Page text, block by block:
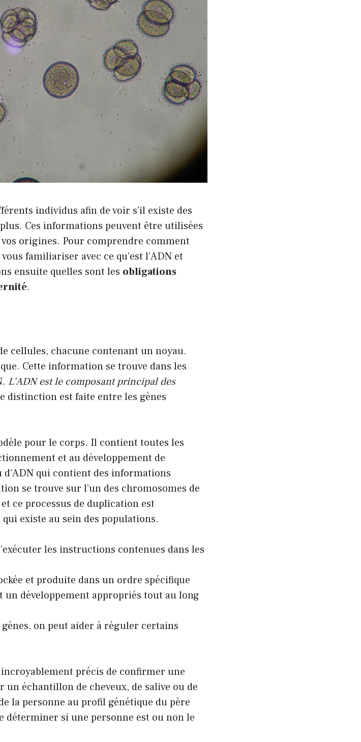
individus afin de voir s’il existe des
Ces informations peuvent être utilisées
origines. Pour comprendre comment
familiariser avec ce qu’est l’ADN et
ensuite quelles sont les obligations
.
cellules, chacune contenant un noyau.
Cette information se trouve dans les
L’ADN est le composant principal des
distinction est faite entre les gènes
pour le corps. Il contient toutes les
et au développement de
qui contient des informations
se trouve sur l’un des chromosomes de
ce processus de duplication est
existe au sein des populations.
les instructions contenues dans les
et produite dans un ordre spécifique
un développement appropriés tout au long
on peut aider à réguler certains
précis de confirmer une
échantillon de cheveux, de salive ou de
la personne au profil génétique du père
déterminer si une personne est ou non le